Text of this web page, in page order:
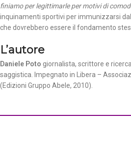
finiamo per legittimarle per motivi di
inquinamenti sportivi per immunizzarsi
che dovrebbero essere il fondamento
L’autore
Daniele Poto giornalista, scrittore e
saggistica. Impegnato in Libera –
(Edizioni Gruppo Abele, 2010).